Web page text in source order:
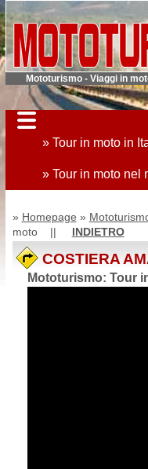
Mototurismo - Viaggi in
» Tour in moto in
» Tour in moto nel
» Homepage »
moto || INDIETRO
COSTIERA
Mototurismo: Tour